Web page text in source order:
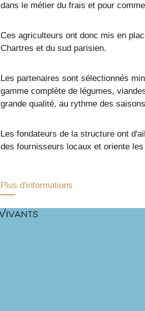
dans le métier du frais et pour
Ces agriculteurs ont donc mis en
Chartres et du sud parisien.
Les partenaires sont sélectionnés
gamme complète de légumes,
grande qualité, au rythme des
Les fondateurs de la structure ont
des fournisseurs locaux et oriente
Plus d'informations